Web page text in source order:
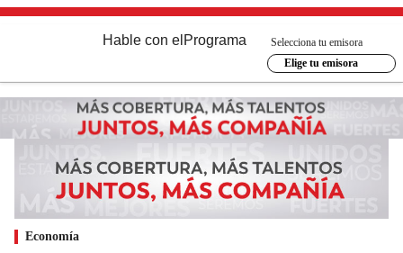
Hable con el Programa
Selecciona tu emisora
Elige tu emisora
Economía